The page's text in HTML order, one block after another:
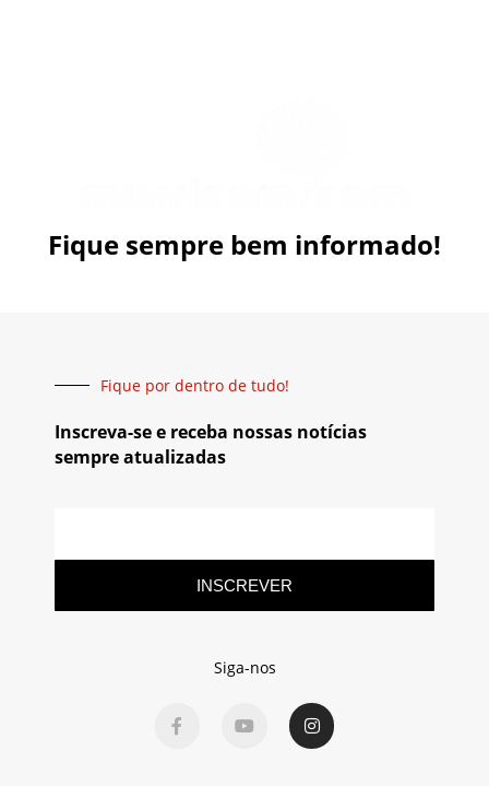
Fique sempre bem informado!
Fique por dentro de tudo!
Inscreva-se e receba nossas notícias
sempre atualizadas
INSCREVER
Siga-nos